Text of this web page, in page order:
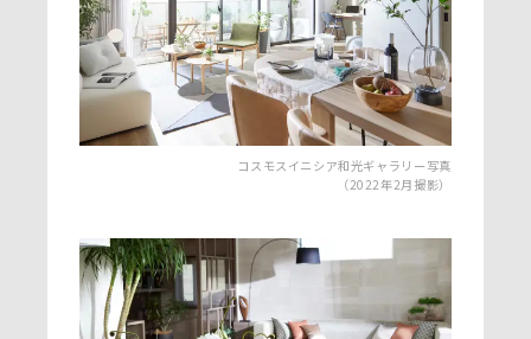
コスモスイニシア和光ギャラリー写真
（2022年2月撮影）